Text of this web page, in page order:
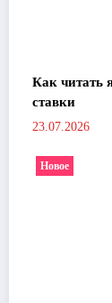
Как читать
ставки
23.07.2026
Новое